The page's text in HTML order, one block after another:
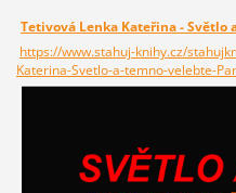
Tetivová Lenka Kateřina - Světlo
https://www.stahuj-knihy.cz/
Katerina-Svetlo-a-temno-velebte-